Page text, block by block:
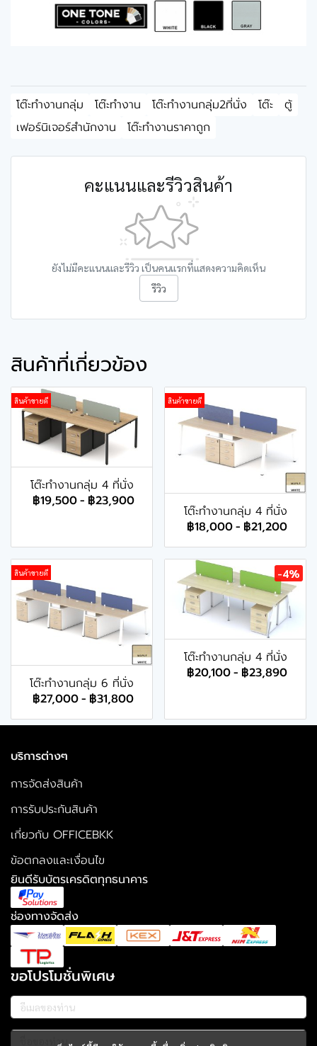
โต๊ะทำงานกลุ่ม โต๊ะทำงาน โต๊ะทำงานกลุ่ม2ที่นั่ง โต๊ะ
ตู้
เฟอร์นิเจอร์สำนักงาน
โต๊ะทำงานราคาถูก
คะแนนและรีวิวสินค้า
ยังไม่มีคะแนนและรีวิว เป็นคนแรกที่แสดงความคิดเห็น
รีวิว
สินค้าที่เกี่ยวข้อง
สินค้าขายดี
โต๊ะทำงานกลุ่ม 4 ที่นั่ง
฿19,500- ฿23,900
สินค้าขายดี
โต๊ะทำงานกลุ่ม 4 ที่นั่ง
฿18,000- ฿21,200
สินค้าขายดี
โต๊ะทำงานกลุ่ม 6 ที่นั่ง
฿27,000- ฿31,800
-4%
โต๊ะทำงานกลุ่ม 4 ที่นั่ง
฿20,100- ฿23,890
บริการต่างๆ
การจัดส่งสินค้า
การรับประกันสินค้า
เกี่ยวกับ OFFICEBKK
ข้อตกลงและเงื่อนไข
ยินดีรับบัตรเครดิตทุกธนาคาร
ช่องทางจัดส่ง
ขอโปรโมชั่นพิเศษ